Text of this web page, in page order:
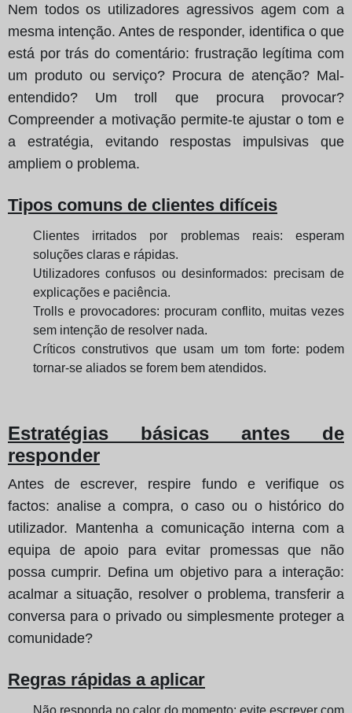
Nem todos os utilizadores agressivos agem com a
mesma intenção. Antes de responder, identifica o que
está por trás do comentário: frustração legítima com
um produto ou serviço? Procura de atenção? Mal-
entendido? Um troll que procura provocar?
Compreender a motivação permite-te ajustar o tom e
a estratégia, evitando respostas impulsivas que
ampliem o problema.
Tipos comuns de clientes difíceis
Clientes irritados por problemas reais: esperam
soluções claras e rápidas.
Utilizadores confusos ou desinformados: precisam de
explicações e paciência.
Trolls e provocadores: procuram conflito, muitas vezes
sem intenção de resolver nada.
Críticos construtivos que usam um tom forte: podem
tornar-se aliados se forem bem atendidos.
Estratégias básicas antes de
responder
Antes de escrever, respire fundo e verifique os
factos: analise a compra, o caso ou o histórico do
utilizador. Mantenha a comunicação interna com a
equipa de apoio para evitar promessas que não
possa cumprir. Defina um objetivo para a interação:
acalmar a situação, resolver o problema, transferir a
conversa para o privado ou simplesmente proteger a
comunidade?
Regras rápidas a aplicar
Não responda no calor do momento: evite escrever com